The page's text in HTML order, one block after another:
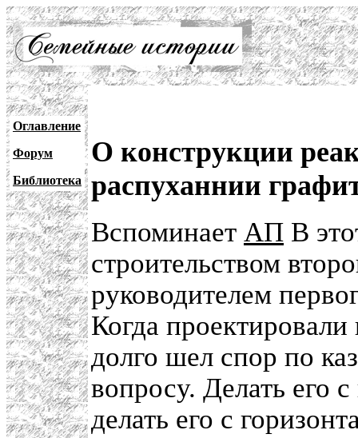
Оглавление
Форум
Библиотека
О конструкции
распуханнии
Вспоминает АП В
строительством
руководителем
Когда
долго шел спор по
вопросу. Делать его
делать его с